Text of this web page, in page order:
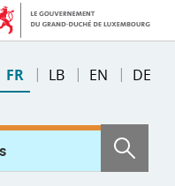
Changer
de
FR LB EN DE